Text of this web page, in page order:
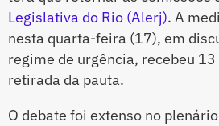
Legislativa do Rio (Alerj). A
nesta quarta-feira (17), em
regime de urgência, recebeu
retirada da pauta.
O debate foi extenso no